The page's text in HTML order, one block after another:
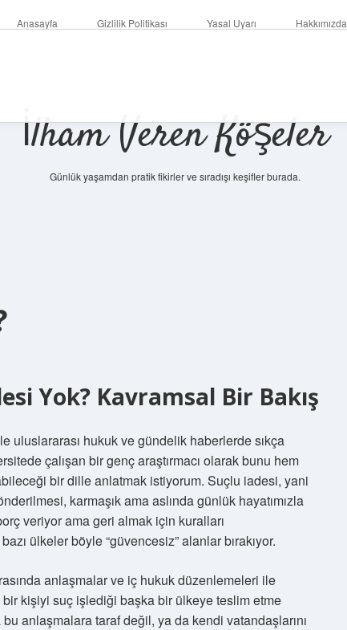
Anasayfa Gizlilik Politikası Yasal Uyarı Hakkımızda
İlham Veren Köşeler
Günlük yaşamdan pratik fikirler ve sıradışı keşifler burada.
Yok? Kavramsal Bir Bakış
hukuk ve gündelik haberlerde sıkça
çalışan bir genç araştırmacı olarak bunu hem
bir dille anlatmak istiyorum. Suçlu iadesi, yani
karmaşık ama aslında günlük hayatımızla
veriyor ama geri almak için kuralları
ülkeler böyle “güvencesiz” alanlar bırakıyor.
anlaşmalar ve iç hukuk düzenlemeleri ile
kişiyi suç işlediği başka bir ülkeye teslim etme
anlaşmalara taraf değil, ya da kendi vatandaşlarını